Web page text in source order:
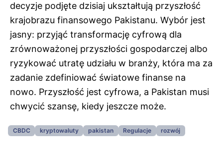
decyzje podjęte dzisiaj ukształtują przyszłość
krajobrazu finansowego Pakistanu. Wybór jest
jasny: przyjąć transformację cyfrową dla
zrównoważonej przyszłości gospodarczej albo
ryzykować utratę udziału w branży, która ma za
zadanie zdefiniować światowe finanse na
nowo. Przyszłość jest cyfrowa, a Pakistan musi
chwycić szansę, kiedy jeszcze może.
CBDC kryptowaluty pakistan Regulacje rozwój